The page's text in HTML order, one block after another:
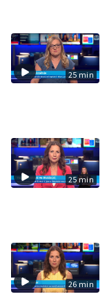
25 min
25 min
26 min